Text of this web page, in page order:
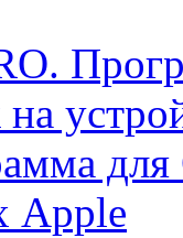
для
Apple